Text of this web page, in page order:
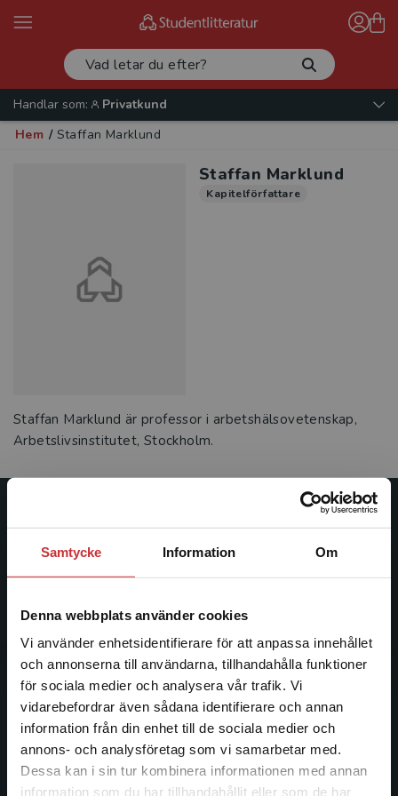
Samtycke Information Om
Denna webbplats använder cookies
Vi använder enhetsidentifierare för att anpassa innehållet
och annonserna till användarna, tillhandahålla funktioner
för sociala medier och analysera vår trafik. Vi
vidarebefordrar även sådana identifierare och annan
information från din enhet till de sociala medier och
annons- och analysföretag som vi samarbetar med.
Dessa kan i sin tur kombinera informationen med annan
information som du har tillhandahållit eller som de har
Begränsad fraktregion
Handlar som:
Privatkund
Hem / Staffan Marklund
Staffan Marklund
Kapitelförfattare
Staffan Marklund är professor i arbetshälsovetenskap,
Arbetslivsinstitutet, Stockholm.
Studentlitteratur
Studentlitteratur grundades 1963 och är idag Sveriges
facklitteratur, utbildningar och digitala
informationstjänster i utbudet, finns Studentlitteratur med
längs hela kunskapsresan.
Kontakta oss
Kontakta oss
046-31 20 00